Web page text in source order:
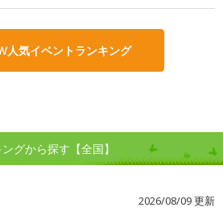
人気イベントランキング
グから探す【全国】
2026/08/09 更新